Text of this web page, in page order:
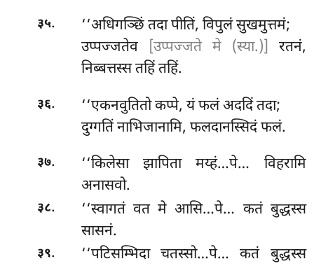
३५.
‘‘अधिगञ्छिं तदा पीतिं, विपुलं सुखमुत्तमं;
उप्पज्जतेव
[उप्पज्जते मे (स्या.)]
रतनं,
निब्बत्तस्स तहिं तहिं.
३६. ‘‘एकनवुतितोकप्पे, यं फलं अददिं तदा;
दुग्गतिं नाभिजानामि, फलदानस्सिदं फलं.
३७.
‘‘किलेसा झापिता मय्हं…पे… विहरामि
अनासवो.
३८.
‘‘स्वागतं वत मे आसि…पे… कतं बुद्धस्स
सासनं.
३९.
‘‘पटिसम्भिदा चतस्सो…पे… कतं बुद्धस्स